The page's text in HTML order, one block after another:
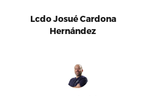
Lcdo Josué Cardona
Hernández